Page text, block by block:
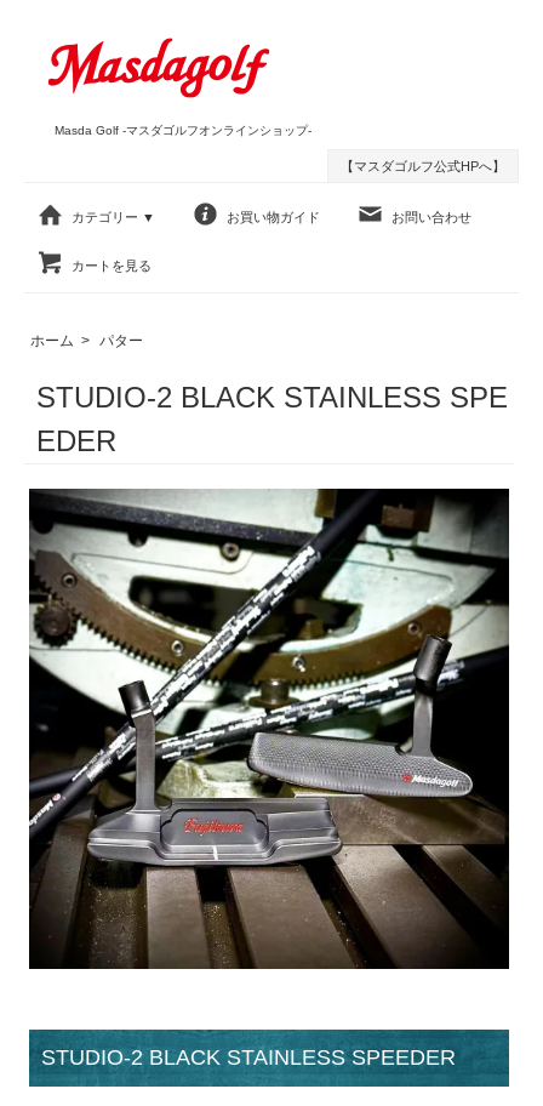
Masda Golf -マスダゴルフオンラインショップ-
カテゴリー ▼ お買い物ガイド お問い合わせ
カートを見る
【マスダゴルフ公式HPへ】
ホーム > パター
STUDIO-2 BLACK STAINLESS SPE
EDER
STUDIO-2 BLACK STAINLESS SPEEDER